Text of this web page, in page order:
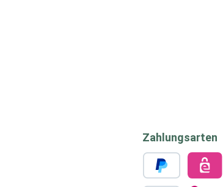
Zahlungsarten